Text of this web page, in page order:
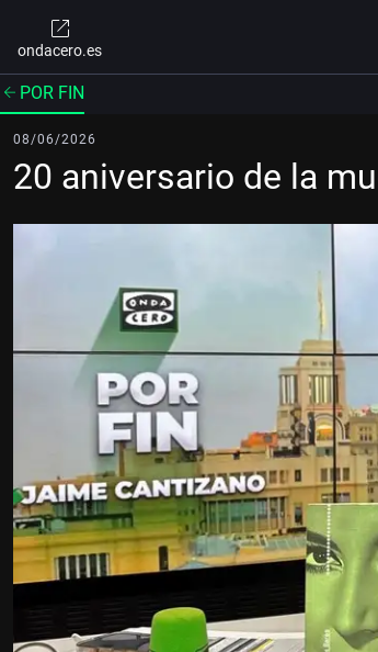
ondacero.es
POR FIN
08/06/2026
20 aniversario de la